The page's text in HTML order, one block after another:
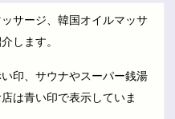
サージ、韓国オイルマッサ
します。
印、サウナやスーパー銭湯
は青い印で表示していま